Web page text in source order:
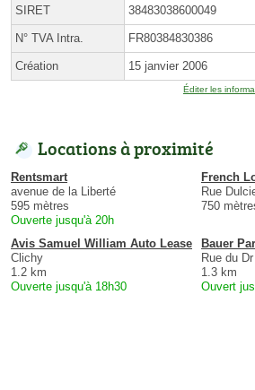
SIRET 38483038600049
N° TVA Intra. FR80384830386
Création 15 janvier 2006
Éditer les
Locations à proximité
Rentsmart
avenue de la Liberté
595 mètres
Ouverte jusqu'à 20h
French
Rue
750
Avis Samuel William Auto Lease
Clichy
1.2 km
Ouverte jusqu'à 18h30
Bauer
Rue du
1.3 km
Ouvert